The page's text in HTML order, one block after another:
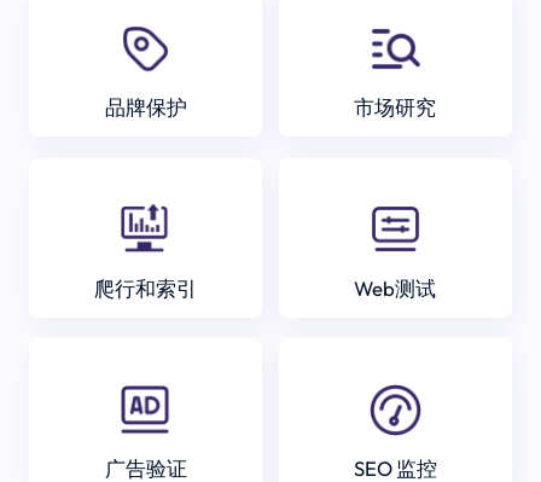
品牌保护 市场研究
爬行和索引 Web测试
广告验证 SEO 监控